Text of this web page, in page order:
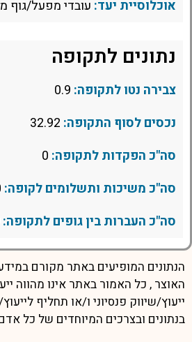
אוכלוסיית יעד: עובדי מפעל/גוף
נתונים לתקופה
צבירה נטו לתקופה:
נכסים לסוף התקופה:
סה"כ הפקדות לתקופה:
סה"כ משיכות ותשלומים לקופה:
סה"כ העברות בין גופים לתקופה:
הנתונים המופיעים באתר מקורם
האוצר , כל האמור באתר אינו מהווה
ייעוץ/שיווק פנסיוני ו/או תחליף
בנתונים ובצרכים המיוחדים של כל